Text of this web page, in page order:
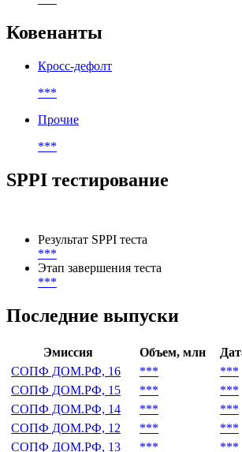
Конвертация и обмен
Условия конвертации
Ковенанты
Кросс-дефолт
***
Прочие
SPPI тестирование
Этап завершения теста
Последние выпуски
Эмиссия Объем, млн Дата
СОПФ ДОМ.РФ, 16
*** ***
СОПФ ДОМ.РФ, 15
*** ***